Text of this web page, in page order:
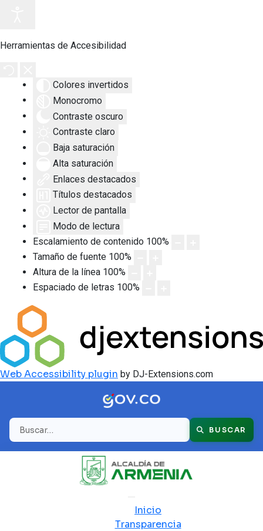
Herramientas de Accesibilidad
Colores invertidos
Monocromo
Contraste oscuro
Contraste claro
Baja saturación
Alta saturación
Enlaces destacados
Títulos destacados
Lector de pantalla
Modo de lectura
Escalamiento de contenido 100%
Tamaño de fuente 100%
Altura de la línea 100%
Espaciado de letras 100%
Web Accessibility plugin by DJ-Extensions.com
Buscar BUSCAR
Inicio
Transparencia